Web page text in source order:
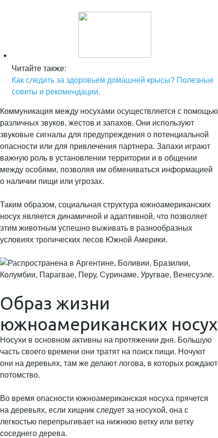
Читайте также:
Как следить за здоровьем домашней крысы? Полезные
советы и рекомендации.
Коммуникация между носухами осуществляется с помощью
различных звуков, жестов и запахов. Они используют
звуковые сигналы для предупреждения о потенциальной
опасности или для привлечения партнера. Запахи играют
важную роль в установлении территории и в общении
между особями, позволяя им обмениваться информацией
о наличии пищи или угрозах.
Таким образом, социальная структура южноамериканских
носух является динамичной и адаптивной, что позволяет
этим животным успешно выживать в разнообразных
условиях тропических лесов Южной Америки.
Образ жизни
южноамериканских носух
Носухи в основном активны на протяжении дня. Большую
часть своего времени они тратят на поиск пищи. Ночуют
они на деревьях, там же делают логова, в которых рождают
потомство.
Во время опасности южноамериканская носуха прячется
на деревьях, если хищник следует за носухой, она с
легкостью перепрыгивает на нижнюю ветку или ветку
соседнего дерева.